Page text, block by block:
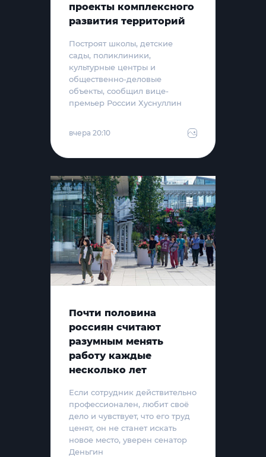
проекты комплексного
развития территорий
Построят школы, детские
сады, поликлиники,
культурные центры и
общественно-деловые
объекты, сообщил вице-
премьер России Хуснуллин
вчера 20:10
Почти половина
россиян считают
разумным менять
работу каждые
несколько лет
Если сотрудник действительно
профессионален, любит своё
дело и чувствует, что его труд
ценят, он не станет искать
новое место, уверен сенатор
Деньгин